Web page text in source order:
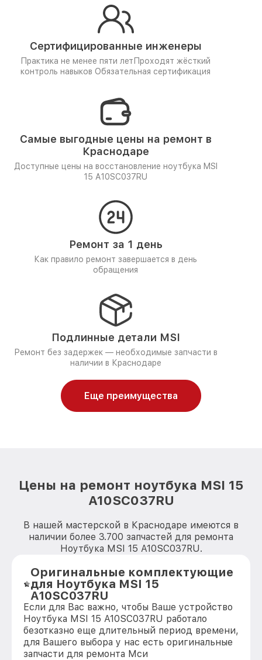
Сертифицированные инженеры
Практика не менее пяти лет Проходят жёсткий
контроль навыков Обязательная сертификация
Самые выгодные цены на ремонт в
Краснодаре
Доступные цены на восстановление ноутбука MSI
15 A10SC037RU
Ремонт за 1 день
Как правило ремонт завершается в день
обращения
Подлинные детали MSI
Ремонт без задержек — необходимые запчасти в
наличии в Краснодаре
Еще преимущества
Цены на ремонт ноутбука MSI 15
A10SC037RU
В нашей мастерской в Краснодаре имеются в
наличии более 3.700 запчастей для ремонта
Ноутбука MSI 15 A10SC037RU.
Оригинальные комплектующие
для Ноутбука MSI 15
A10SC037RU
Если для Вас важно, чтобы Ваше устройство
Ноутбука MSI 15 A10SC037RU работало
безотказно еще длительный период времени,
для Вашего выбора у нас есть оригинальные
запчасти для ремонта Мси